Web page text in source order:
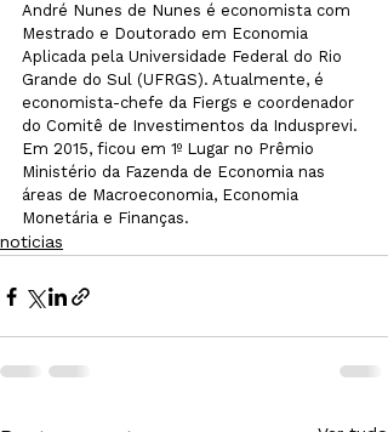
André Nunes de Nunes é economista com
Mestrado e Doutorado em Economia
Aplicada pela Universidade Federal do Rio
Grande do Sul (UFRGS). Atualmente, é
economista-chefe da Fiergs e coordenador
do Comitê de Investimentos da Indusprevi.
Em 2015, ficou em 1º Lugar no Prêmio
Ministério da Fazenda de Economia nas
áreas de Macroeconomia, Economia
Monetária e Finanças.
noticias